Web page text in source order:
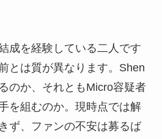
成を経験している二人です
とは質が異なります。Shen
のか、それともMicro容疑者
を組むのか。現時点では解
ず、ファンの不安は募るば